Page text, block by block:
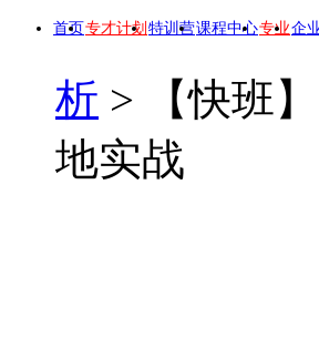
首页专才计划 特训营课程中心专业企
析 >
【快班
地实战